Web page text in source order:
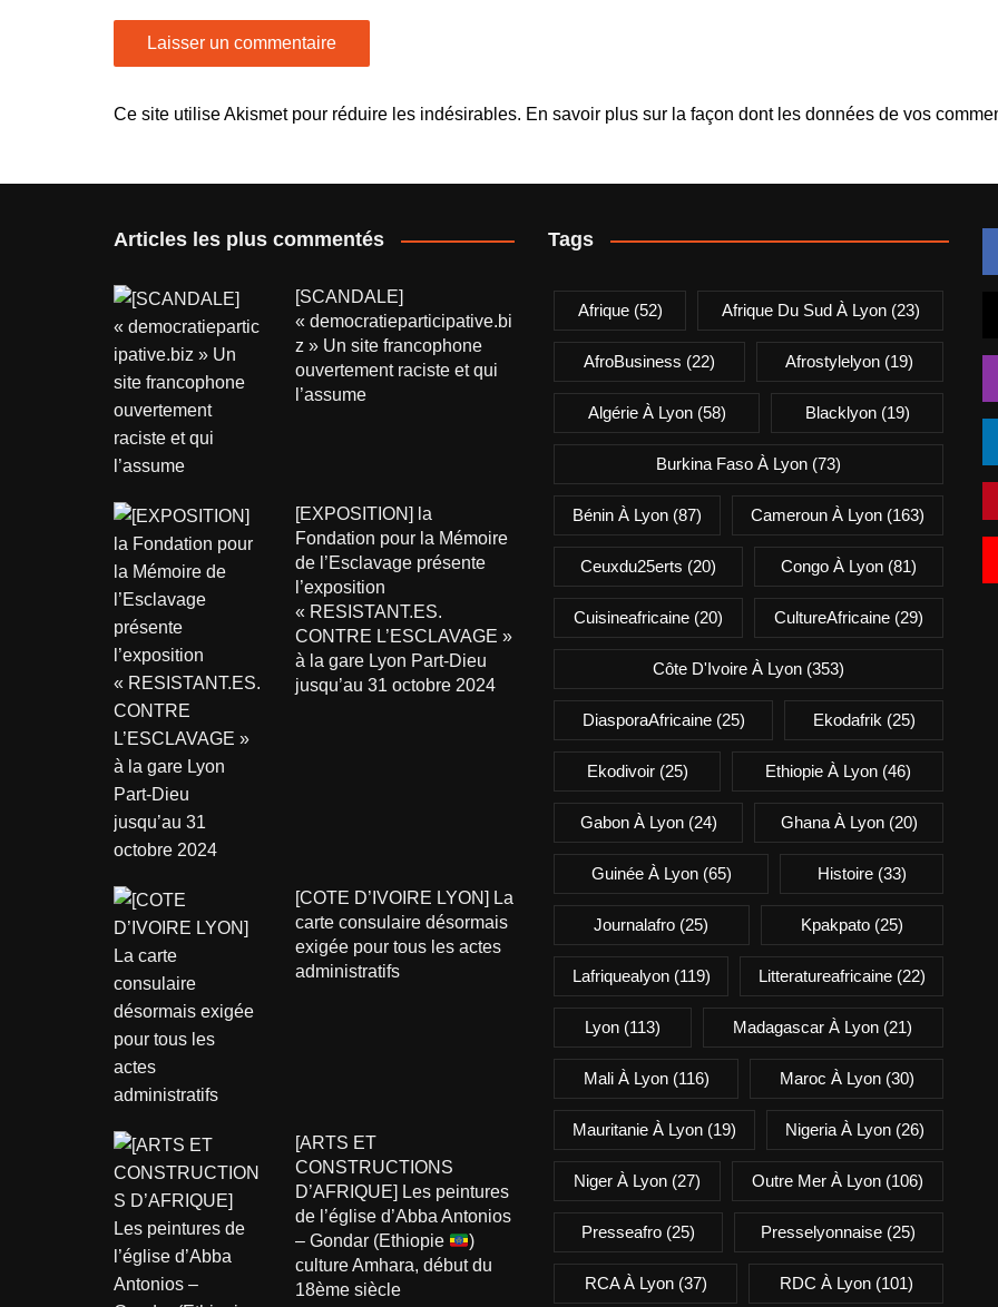
Ce site utilise Akismet pour réduire les indésirables. En savoir plus sur la façon dont les données de vos
Articles les plus commentés
[SCANDALE]
« democratieparticipative.bi
z » Un site francophone
ouvertement raciste et qui
l’assume
[EXPOSITION] la
Fondation pour la Mémoire
de l’Esclavage présente
l’exposition
« RESISTANT.ES.
CONTRE L’ESCLAVAGE »
à la gare Lyon Part-Dieu
jusqu’au 31 octobre 2024
[COTE D’IVOIRE LYON] La
carte consulaire désormais
exigée pour tous les actes
administratifs
[ARTS ET
CONSTRUCTIONS
D’AFRIQUE] Les peintures
de l’église d’Abba Antonios
– Gondar (Ethiopie
)
culture Amhara, début du
18ème siècle
Tags
Afrique(52) Afrique Du Sud À Lyon(23)
AfroBusiness (22) Afrostylelyon (19)
Algérie À Lyon(58) Blacklyon(19)
Burkina Faso À Lyon (73)
Bénin À Lyon (87) Cameroun À Lyon (163)
Ceuxdu25erts (20) Congo À Lyon (81)
Cuisineafricaine (20) CultureAfricaine (29)
Côte D'Ivoire À Lyon (353)
DiasporaAfricaine(25) Ekodafrik(25)
Ekodivoir(25) Ethiopie À Lyon(46)
Gabon À Lyon(24) Ghana À Lyon(20)
Guinée À Lyon(65) Histoire(33)
Journalafro (25) Kpakpato(25)
Lafriquealyon(119) Litteratureafricaine(22)
Lyon(113) Madagascar À Lyon (21)
Mali À Lyon(116) Maroc À Lyon(30)
Mauritanie À Lyon (19) Nigeria À Lyon (26)
Niger À Lyon (27) Outre Mer À Lyon (106)
Presseafro(25) Presselyonnaise (25)
RCA À Lyon(37) RDC À Lyon(101)